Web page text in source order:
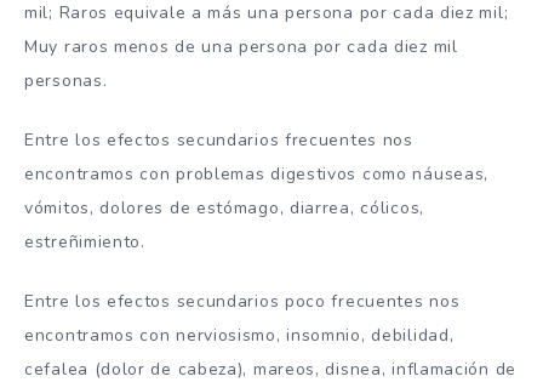
mil; Raros equivale a más una persona por cada diez mil;
Muy raros menos de una persona por cada diez mil
personas.
Entre los efectos secundarios frecuentes nos
encontramos con problemas digestivos como náuseas,
vómitos, dolores de estómago, diarrea, cólicos,
estreñimiento.
Entre los efectos secundarios poco frecuentes nos
encontramos con nerviosismo, insomnio, debilidad,
cefalea (dolor de cabeza), mareos, disnea, inflamación de